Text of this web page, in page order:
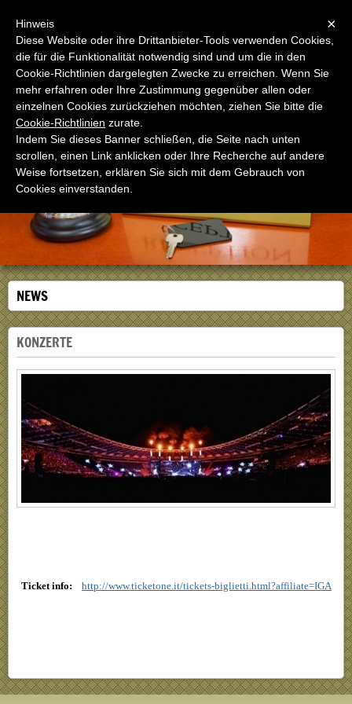
Oasi San Giuseppe
Casa per ferie in Roma dal 1975
NEWS
KONZERTE
Ticket info: http://www.ticketone.it/tickets-biglietti.html?affiliate=IGA
×
Hinweis
Diese Website oder ihre Drittanbieter-Tools verwenden Cookies,
die für die Funktionalität notwendig sind und um die in den
Cookie-Richtlinien dargelegten Zwecke zu erreichen. Wenn Sie
mehr erfahren oder Ihre Zustimmung gegenüber allen oder
einzelnen Cookies zurückziehen möchten, ziehen Sie bitte die
Cookie-Richtlinien zurate.
Indem Sie dieses Banner schließen, die Seite nach unten
scrollen, einen Link anklicken oder Ihre Recherche auf andere
Weise fortsetzen, erklären Sie sich mit dem Gebrauch von
Cookies einverstanden.